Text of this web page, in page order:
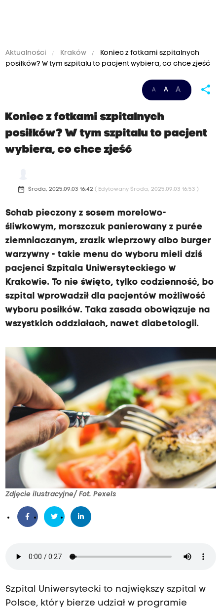
Aktualności Kraków
Koniec z fotkami szpitalnych
posiłków? W tym szpitalu to pacjent wybiera, co chce zjeść
A A A share
Koniec z fotkami szpitalnych
posiłków? W tym szpitalu to pacjent
wybiera, co chce zjeść
date_range Środa, 2025.09.03 16:42 ( Edytowany Środa, 2025.09.03 16:53 )
Schab pieczony z sosem morelowo-
śliwkowym, morszczuk panierowany z purée
ziemniaczanym, zrazik wieprzowy albo burger
warzywny - takie menu do wyboru mieli dziś
pacjenci Szpitala Uniwersyteckiego w
Krakowie. To nie święto, tylko codzienność, bo
szpital wprowadził dla pacjentów możliwość
wyboru posiłków. Taka zasada obowiązuje na
wszystkich oddziałach, nawet diabetologii.
Zdjęcie ilustracyjne/ Fot. Pexels
Szpital Uniwersytecki to największy szpital w
Polsce, który bierze udział w programie